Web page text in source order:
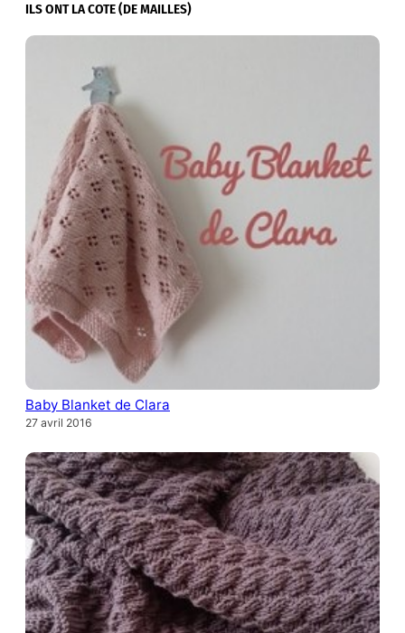
ILS ONT LA COTE (DE MAILLES)
Baby Blanket de Clara
27 avril 2016